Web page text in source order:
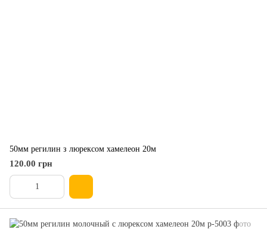
50мм регилин з люрексом хамелеон 20м
120.00 грн